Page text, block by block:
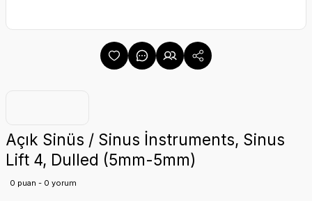
Açık Sinüs / Sinus İnstruments, Sinus
Lift 4, Dulled (5mm-5mm)
0 puan - 0 yorum